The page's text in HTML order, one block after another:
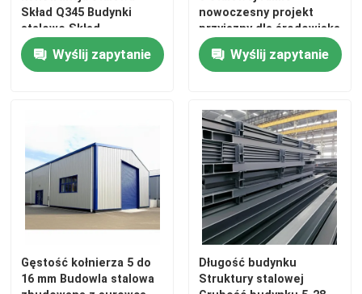
Budynek konstrukcji stalowej
Budowla magazynu prefabrykowanego
Dom na farmie hodowlanej
Budynki biurowe ze stali
Wyrobek stalowy konstrukcyjny
Sala wystawiennicza konstrukcji stalowych
Skład Q345 Budynki
stalowe Skład
Wyślij zapytanie
nowoczesny projekt
przyjazny dla środowiska
Wyślij zapytanie
Gęstość kołnierza 5 do
16 mm Budowla stalowa
Długość budynku
Struktury stalowej